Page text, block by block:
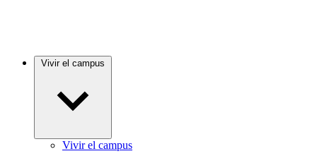
Vivir el campus
Vivir el campus